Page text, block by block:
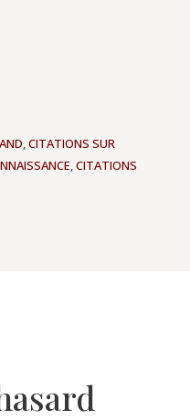
,CITATIONS SUR
,CITATIONS